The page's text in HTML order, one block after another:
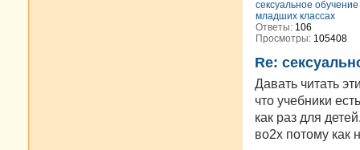
сексуальное
младших классах
Ответы: 106
Просмотры: 105408
Re:
Давать читать
что учебники
как раз для
во2х потому как